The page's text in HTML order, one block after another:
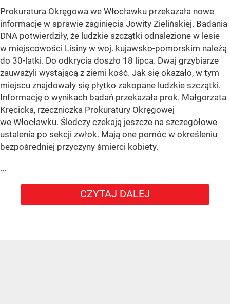
Prokuratura Okręgowa we Włocławku przekazała nowe
informacje w sprawie zaginięcia Jowity Zielińskiej. Badania
DNA potwierdziły, że ludzkie szczątki odnalezione w lesie
w miejscowości Lisiny w woj. kujawsko-pomorskim należą
do 30-latki. Do odkrycia doszło 18 lipca. Dwaj grzybiarze
zauważyli wystającą z ziemi kość. Jak się okazało, w tym
miejscu znajdowały się płytko zakopane ludzkie szczątki.
Informację o wynikach badań przekazała prok. Małgorzata
Kręcicka, rzeczniczka Prokuratury Okręgowej
we Włocławku. Śledczy czekają jeszcze na szczegółowe
ustalenia po sekcji zwłok. Mają one pomóc w określeniu
bezpośredniej przyczyny śmierci kobiety.
...
CZYTAJ DALEJ